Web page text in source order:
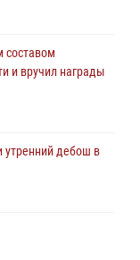
составом
и вручил награды
утренний дебош в